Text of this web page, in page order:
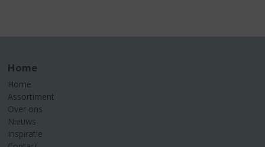
Home
Home
Assortiment
Over ons
Nieuws
Inspiratie